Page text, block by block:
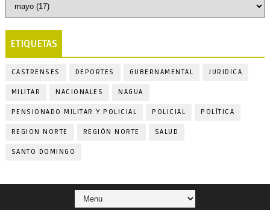
ETIQUETAS
CASTRENSES DEPORTES GUBERNAMENTAL JURIDICA
MILITAR NACIONALES NAGUA
PENSIONADO MILITAR Y POLICIAL POLICIAL POLÍTICA
REGION NORTE REGIÓN NORTE SALUD
SANTO DOMINGO